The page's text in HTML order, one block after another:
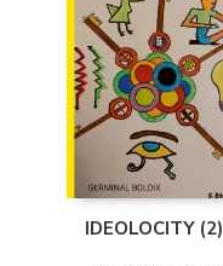
IDEOLOCITY (2)